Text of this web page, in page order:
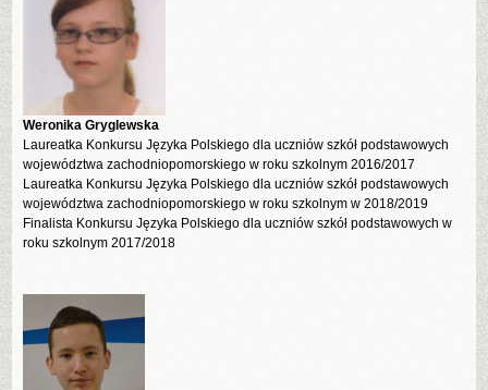
Weronika Gryglewska
Laureatka Konkursu Języka Polskiego dla uczniów szkół podstawowych
województwa zachodniopomorskiego w roku szkolnym 2016/2017
Laureatka Konkursu Języka Polskiego dla uczniów szkół podstawowych
województwa zachodniopomorskiego w roku szkolnym w 2018/2019
Finalista Konkursu Języka Polskiego dla uczniów szkół podstawowych w
roku szkolnym 2017/2018